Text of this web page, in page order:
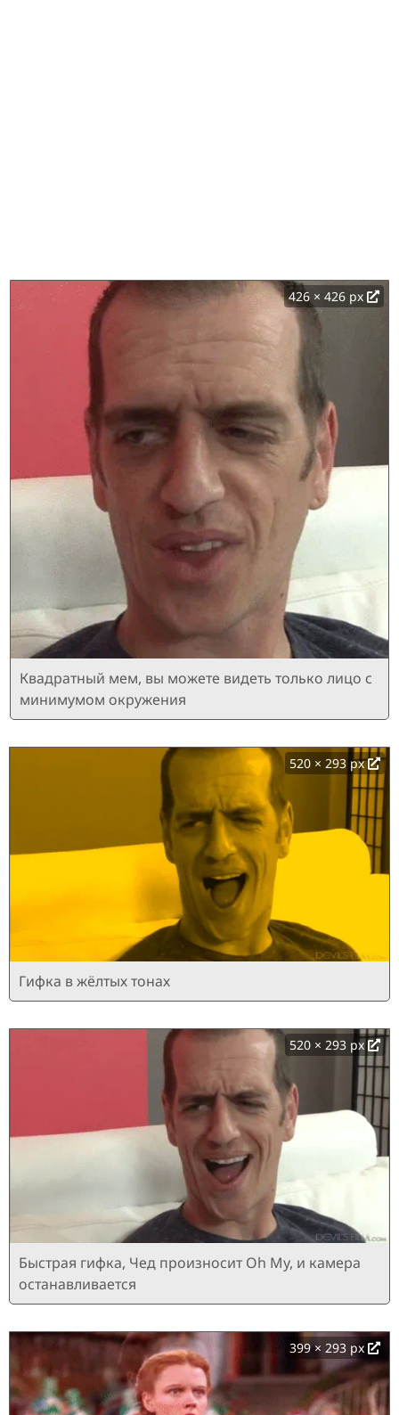
426 × 426 px
Квадратный мем, вы можете видеть только лицо с
минимумом окружения
520 × 293 px
Гифка в жёлтых тонах
520 × 293 px
Быстрая гифка, Чед произносит Oh My, и камера
останавливается
399 × 293 px